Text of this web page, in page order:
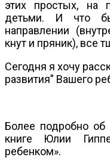
этих простых, на
детьми. И что
направлении
кнут и пряник), все
Сегодня я хочу
развития” Вашего
Более подробно
книге Юлии
ребенком».